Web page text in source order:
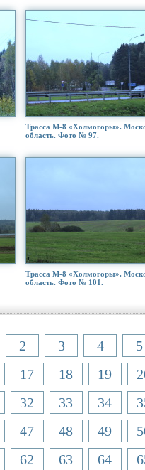
Трасса М-8 «Холмогоры».
область. Фото № 97.
Трасса М-8 «Холмогоры».
область. Фото № 101.
2 3 4
5
17 18 19
32 33 34
47 48 49
62 63 64